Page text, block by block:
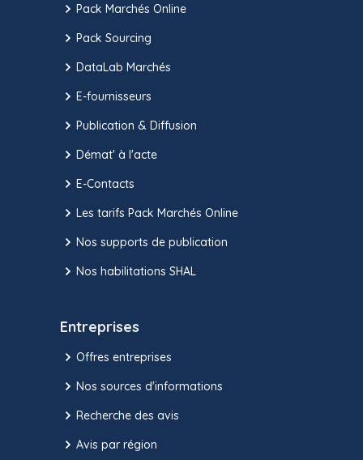
Pack Marchés Online
Pack Sourcing
DataLab Marchés
E-fournisseurs
Publication & Diffusion
Démat' à l'acte
E-Contacts
Les tarifs Pack Marchés Online
Nos supports de publication
Nos habilitations SHAL
Entreprises
Offres entreprises
Nos sources d'informations
Recherche des avis
Avis par région